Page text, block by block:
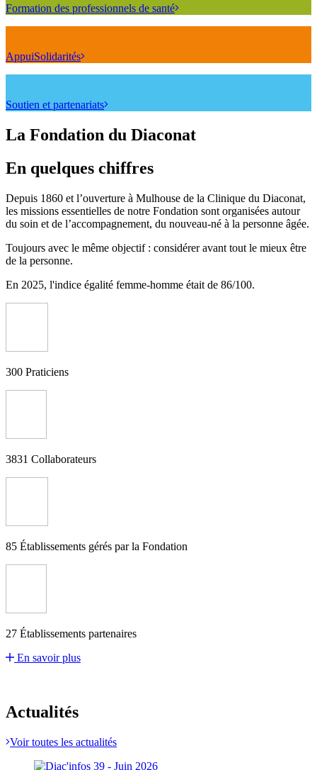
Formation des professionnels de santé
AppuiSolidarités
Soutien et partenariats
La Fondation du Diaconat
En quelques chiffres
Depuis 1860 et l’ouverture à Mulhouse de la Clinique du Diaconat,
les missions essentielles de notre Fondation sont organisées autour
du soin et de l’accompagnement, du nouveau-né à la personne âgée.
Toujours avec le même objectif : considérer avant tout le mieux être
de la personne.
En 2025, l'indice égalité femme-homme était de 86/100.
300 Praticiens
3831 Collaborateurs
85 Établissements gérés par la Fondation
27 Établissements partenaires
En savoir plus
Actualités
Voir toutes les actualités